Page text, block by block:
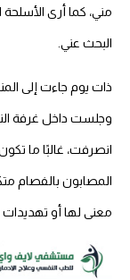
مني، كما أرى
البحث عني.
ذات يوم جاءت إلى
وجلست داخل غرفة
انصرفت، غالبًا ما
المصابون بالفصام
معنى لها أو تهديدات